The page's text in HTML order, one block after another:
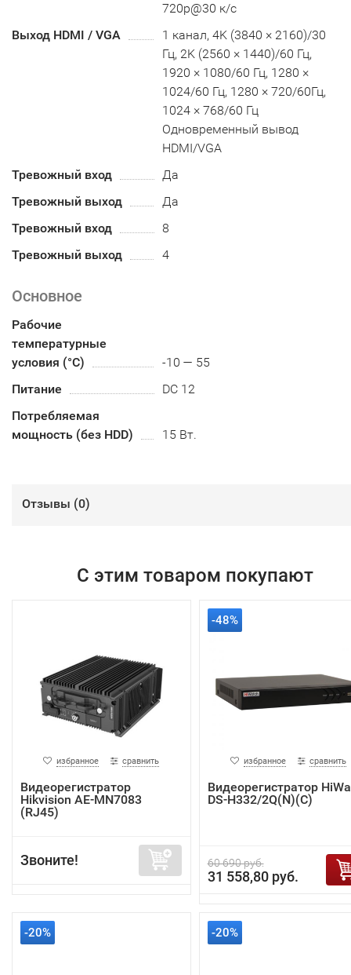
720p@30 к/с
Выход HDMI / VGA
1 канал, 4K (3840 × 2160)/30
Гц, 2K (2560 × 1440)/60 Гц,
1920 × 1080/60 Гц, 1280 ×
1024/60 Гц, 1280 × 720/60Гц,
1024 × 768/60 Гц
Одновременный вывод
HDMI/VGA
Тревожный вход
Да
Тревожный выход
Да
Тревожный вход
8
Тревожный выход
4
Основное
Рабочие
температурные
условия (°С)
-10 — 55
Питание
DC 12
Потребляемая
мощность (без HDD)
15 Вт.
Отзывы (0)
С этим товаром покупают
избранное сравнить
Видеорегистратор
Hikvision AE-MN7083
(RJ45)
Звоните!
-48%
избранное сравнить
Видеорегистратор
DS-H332/2Q(N)(C)
60 690 руб.
31 558,80 руб.
-20% -20%